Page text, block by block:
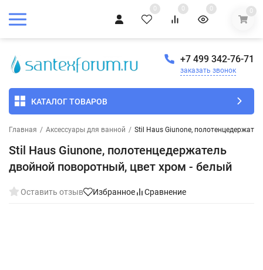
0 0 0 0
+7 499 342-76-71
заказать звонок
КАТАЛОГ ТОВАРОВ
Главная / Аксессуары для ванной / Stil Haus Giunone,
Stil Haus Giunone, полотенцедержатель
двойной поворотный, цвет хром - белый
Оставить отзыв Избранное Сравнение